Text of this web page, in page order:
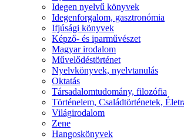
Idegen nyelvű könyvek
Idegenforgalom, gasztronómia
Ifjúsági könyvek
Képző- és iparművészet
Magyar irodalom
Művelődéstörténet
Nyelvkönyvek, nyelvtanulás
Oktatás
Társadalomtudomány, filozófia
Történelem, Családtörténetek,
Világirodalom
Zene
Hangoskönyvek